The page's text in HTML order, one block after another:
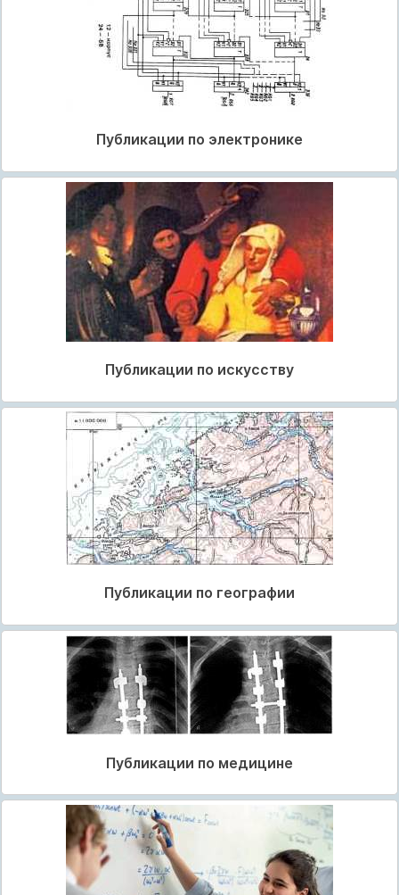
Публикации по электронике
Публикации по искусству
Публикации по географии
Публикации по медицине